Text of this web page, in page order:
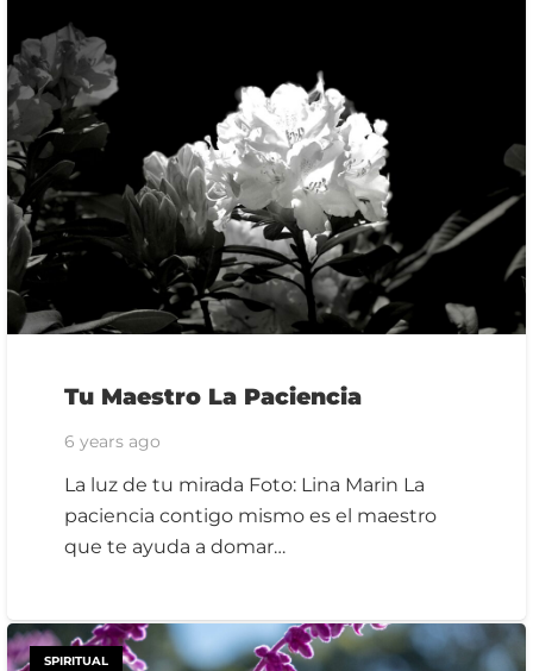
Tu Maestro La Paciencia
6 years ago
La luz de tu mirada Foto: Lina Marin La
paciencia contigo mismo es el maestro
que te ayuda a domar…
SPIRITUAL